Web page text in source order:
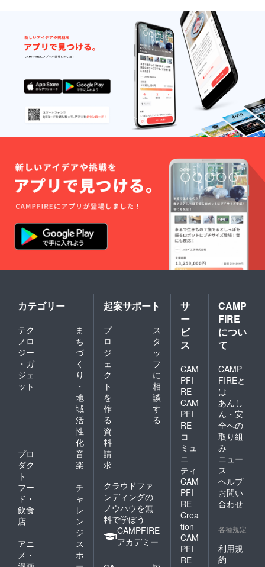
カテゴリー
テク
ノロ
ジー
・ガ
ジェ
ット
ま
ち
づ
く
り
・
地
域
活
性
化
プロ
ダク
ト
音
楽
フー
ド・
飲食
店
チ
ャ
レ
ン
ジ
アニ
メ・
ス
ポ
起案サポート
プ
ロ
ジ
ェ
ク
ト
を
作
る
ス
タ
ッ
フ
に
相
談
す
る
資
料
請
求
クラウドファ
ンディングの
ノウハウを無
料で学ぼう
CAMPFIRE
アカデミー
サ
ー
ビ
ス
CAM
PFI
RE
CAM
PFI
RE
コ
ミュ
ニ
ティ
CAM
PFI
RE
Crea
tion
CAM
PFI
RE
CAMP
FIRE
につい
て
CAMP
FIREと
は
あんし
ん・安
全への
取り組
み
ニュー
ス
ヘルプ
お問い
合わせ
各種規定
利用規
約